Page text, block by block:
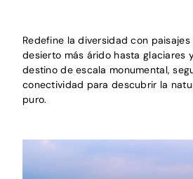
Redefine la diversidad con
desierto más árido hasta glaciares
destino de escala monumental,
conectividad para descubrir la
puro.